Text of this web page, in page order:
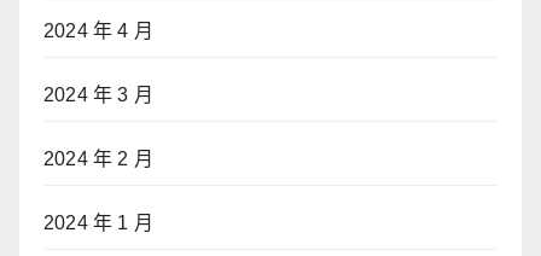
2024 年 4 月
2024 年 3 月
2024 年 2 月
2024 年 1 月